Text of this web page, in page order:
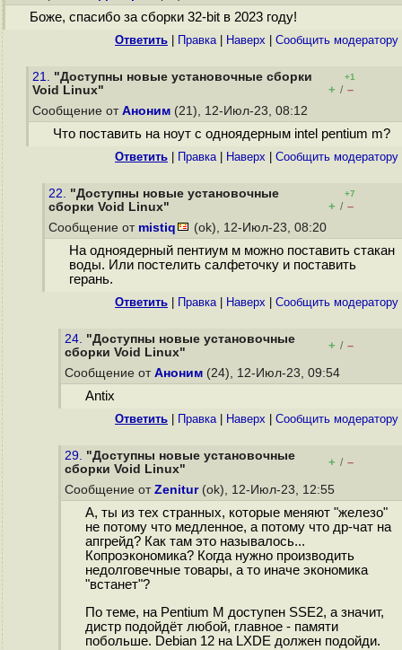
Боже, спасибо за сборки 32-bit в 2023 году!
Ответить Правка| Наверх Cообщить модератору
21. "Доступны новые установочные сборки
Void Linux"
+1
+ / –
Сообщение от Аноним (21), 12-Июл-23, 08:12
Что поставить на ноут с одноядерным intel pentium m?
Ответить Правка| Наверх Cообщить модератору
22. "Доступны новые установочные
сборки Void Linux"
+7
+ / –
Сообщение от mistiq (ok), 12-Июл-23, 08:20
На одноядерный пентиум м можно поставить стакан
воды. Или постелить салфеточку и поставить
герань.
Ответить Правка| Наверх Cообщить модератору
24. "Доступны новые установочные
сборки Void Linux"
+ / –
Сообщение от Аноним (24), 12-Июл-23, 09:54
Antix
Ответить Правка| Наверх Cообщить модератору
29. "Доступны новые установочные
сборки Void Linux"
+ / –
Сообщение от Zenitur(ok), 12-Июл-23, 12:55
А, ты из тех странных, которые меняют "железо"
не потому что медленное, а потому что др-чат на
апгрейд? Как там это называлось...
Копроэкономика? Когда нужно производить
недолговечные товары, а то иначе экономика
"встанет"?
По теме, на Pentium M доступен SSE2, а значит,
дистр подойдёт любой, главное - памяти
побольше. Debian 12 на LXDE должен подойди.